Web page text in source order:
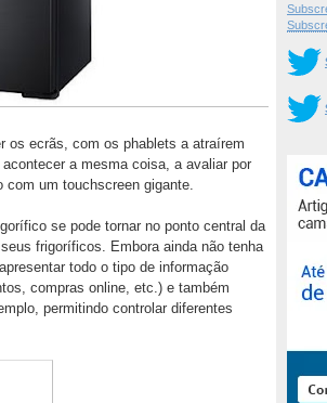
os ecrãs, com os phablets a atraírem
a mesma coisa, a avaliar por
com um touchscreen gigante.
se pode tornar no ponto central da
frigoríficos. Embora ainda não tenha
todo o tipo de informação
compras online, etc.) e também
permitindo controlar diferentes